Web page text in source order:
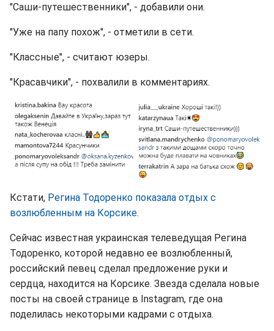
"Саши-путешественники", - добавили они.
"Уже на папу похож", - отметили в сети.
"Классные", - считают юзеры.
"Красавчики", - похвалили в комментариях.
Кстати, Регина Тодоренко показала отдых с
возлюбленным на Корсике.
Сейчас известная украинская телеведущая Регина
Тодоренко, которой недавно ее возлюбленный,
российский певец сделал предложение руки и
сердца, находится на Корсике. Звезда сделала новые
посты на своей странице в Instagram, где она
поделилась некоторыми кадрами с отдыха.